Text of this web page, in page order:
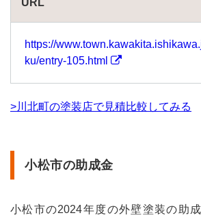
URL
https://
ku/entry-105.html
>川北町の塗装店で見積比較してみる
小松市の助成金
小松市の2024年度の外壁塗装の助